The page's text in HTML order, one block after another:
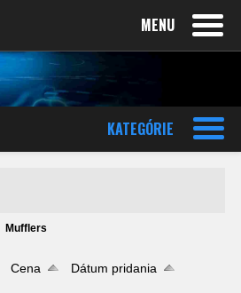
MENU
KATEGÓRIE
Mufflers
Cena
Dátum pridania